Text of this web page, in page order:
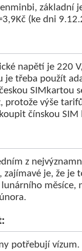
základní
(ke dni
napětí je 220
je třeba použít
SIMkartou
protože výše
čínskou
z
zajímavé je, že
měsíce,
potřebují